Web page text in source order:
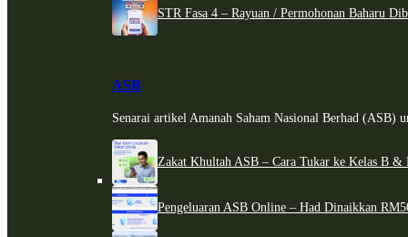
STR Fasa 4 – Rayuan / Permohonan Baharu
ASB
Senarai artikel Amanah Saham Nasional Berhad (ASB)
Zakat Khultah ASB – Cara Tukar ke Kelas B &
Pengeluaran ASB Online – Had Dinaikkan